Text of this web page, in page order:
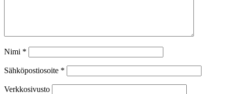
Nimi *
Sähköpostiosoite *
Verkkosivusto